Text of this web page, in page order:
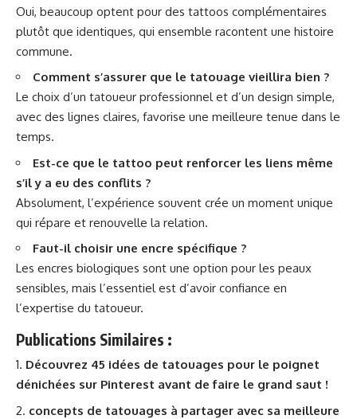
Oui, beaucoup optent pour des tattoos complémentaires
plutôt que identiques, qui ensemble racontent une histoire
commune.
Comment s’assurer que le tatouage vieillira bien ?
Le choix d’un tatoueur professionnel et d’un design simple,
avec des lignes claires, favorise une meilleure tenue dans le
temps.
Est-ce que le tattoo peut renforcer les liens même
s’il y a eu des conflits ?
Absolument, l’expérience souvent crée un moment unique
qui répare et renouvelle la relation.
Faut-il choisir une encre spécifique ?
Les encres biologiques sont une option pour les peaux
sensibles, mais l’essentiel est d’avoir confiance en
l’expertise du tatoueur.
Publications Similaires :
Découvrez 45 idées de tatouages pour le poignet
dénichées sur Pinterest avant de faire le grand saut !
concepts de tatouages à partager avec sa meilleure